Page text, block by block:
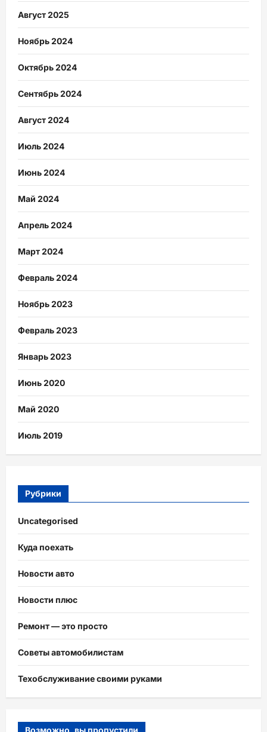
Август 2025
Ноябрь 2024
Октябрь 2024
Сентябрь 2024
Август 2024
Июль 2024
Июнь 2024
Май 2024
Апрель 2024
Март 2024
Февраль 2024
Ноябрь 2023
Февраль 2023
Январь 2023
Июнь 2020
Май 2020
Июль 2019
Рубрики
Uncategorised
Куда поехать
Новости авто
Новости плюс
Ремонт — это просто
Советы автомобилистам
Техобслуживание своими руками
Возможно, вы пропустили